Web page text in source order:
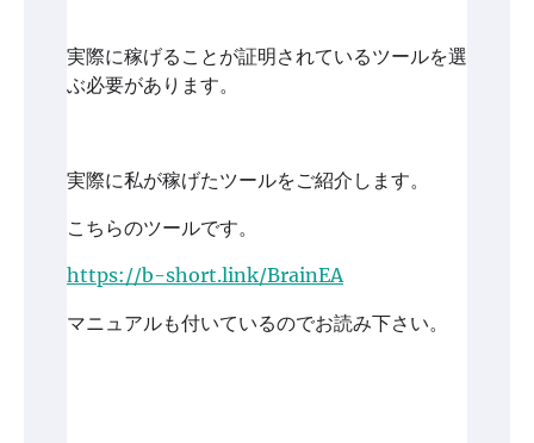
実際に稼げることが証明されているツールを選
ぶ必要があります。
実際に私が稼げたツールをご紹介します。
こちらのツールです。
https://b-short.link/BrainEA
マニュアルも付いているのでお読み下さい。